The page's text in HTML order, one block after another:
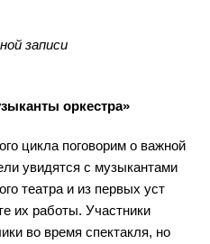
записи
оркестра»
цикла поговорим о важной
увидятся с музыкантами
театра и из первых уст
их работы. Участники
во время спектакля, но